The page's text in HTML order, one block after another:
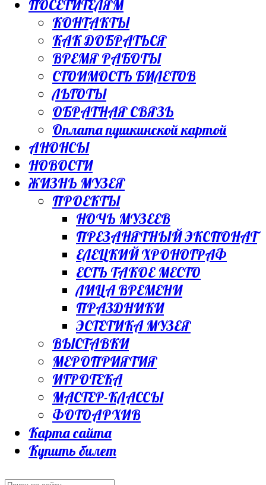
ПОСЕТИТЕЛЯМ
КОНТАКТЫ
КАК ДОБРАТЬСЯ
ВРЕМЯ РАБОТЫ
СТОИМОСТЬ БИЛЕТОВ
ЛЬГОТЫ
ОБРАТНАЯ СВЯЗЬ
Оплата пушкинской картой
АНОНСЫ
НОВОСТИ
ЖИЗНЬ МУЗЕЯ
ПРОЕКТЫ
НОЧЬ МУЗЕЕВ
ПРЕЗАНЯТНЫЙ ЭКСПОНАТ
ЕЛЕЦКИЙ ХРОНОГРАФ
ЕСТЬ ТАКОЕ МЕСТО
ЛИЦА ВРЕМЕНИ
ПРАЗДНИКИ
ЭСТЕТИКА МУЗЕЯ
ВЫСТАВКИ
МЕРОПРИЯТИЯ
ИГРОТЕКА
МАСТЕР-КЛАССЫ
ФОТОАРХИВ
Карта сайта
Купить билет